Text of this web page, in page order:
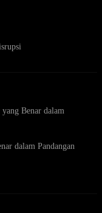
Benar dalam
dalam Pandangan